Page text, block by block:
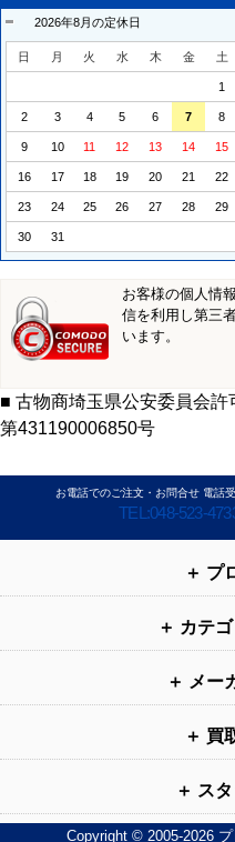
2026年8月の定休日
日 月 火 水 木 金 土
1
2 3 4 5 6 7 8
9 10 11 12 13 14 15
16 17 18 19 20 21 22
23 24 25 26 27 28 29
30 31
お客様の個人情
信を利用し第三
います。
■ 古物商埼玉県公安委員会許
第431190006850号
お電話でのご注文・お問合せ 電話
TEL:048-523-
プ
カテ
メー
買
ス
Copyright © 2005-2026